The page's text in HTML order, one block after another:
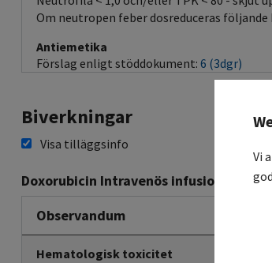
Om neutropen feber dosreduceras följande
Antiemetika
Förslag enligt stöddokument: 6 (3dgr)
Biverkningar
Visa tilläggsinfo
Doxorubicin Intravenös infusion
Observandum
Hematologisk toxicitet
Vi